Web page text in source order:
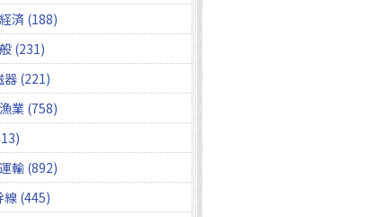
済 (188)
(231)
器 (221)
業 (758)
輸 (892)
線 (445)